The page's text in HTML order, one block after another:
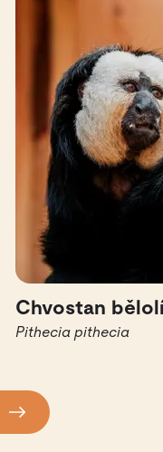
Chvostan
Pithecia pithecia